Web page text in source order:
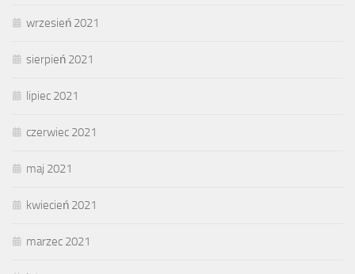
wrzesień 2021
sierpień 2021
lipiec 2021
czerwiec 2021
maj 2021
kwiecień 2021
marzec 2021